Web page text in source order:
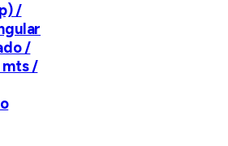
/
/
mts /